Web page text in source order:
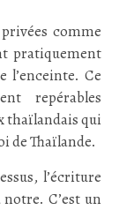
comme
pratiquement
Ce
repérables
thaïlandais qui
de Thaïlande.
l’écriture
C’est un